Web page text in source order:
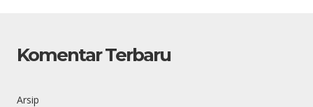
Komentar Terbaru
Arsip